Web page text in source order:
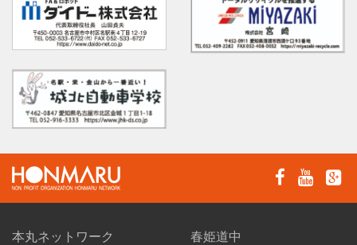
本丸ネットワーク 春姫道中